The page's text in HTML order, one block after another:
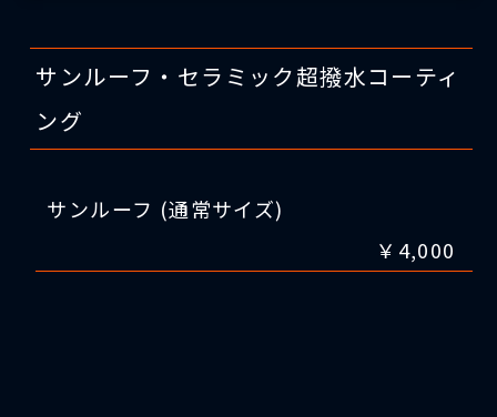
サンルーフ・セラミック超撥水コーティ
ング
サンルーフ (通常サイズ)
￥4,000